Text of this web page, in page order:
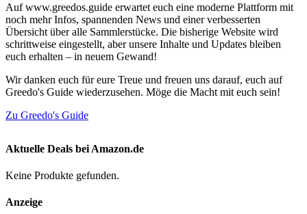
Auf www.greedos.guide erwartet euch eine moderne Plattform mit
noch mehr Infos, spannenden News und einer verbesserten
Übersicht über alle Sammlerstücke. Die bisherige Website wird
schrittweise eingestellt, aber unsere Inhalte und Updates bleiben
euch erhalten – in neuem Gewand!
Wir danken euch für eure Treue und freuen uns darauf, euch auf
Greedo's Guide wiederzusehen. Möge die Macht mit euch sein!
Zu Greedo's Guide
Aktuelle Deals bei Amazon.de
Keine Produkte gefunden.
Anzeige